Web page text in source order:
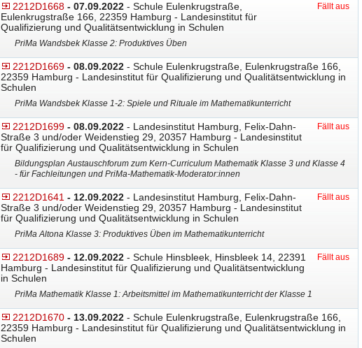
2212D1668 - 07.09.2022- Schule Eulenkrugstraße,
Eulenkrugstraße 166, 22359 Hamburg - Landesinstitut für
Qualifizierung und Qualitätsentwicklung in Schulen
Fällt aus
PriMa Wandsbek Klasse 2: Produktives Üben
2212D1669 - 08.09.2022- Schule Eulenkrugstraße, Eulenkrugstraße 166,
22359 Hamburg - Landesinstitut für Qualifizierung und Qualitätsentwicklung in
Schulen
PriMa Wandsbek Klasse 1-2: Spiele und Rituale im Mathematikunterricht
2212D1699 - 08.09.2022- Landesinstitut Hamburg, Felix-Dahn-
Straße 3 und/oder Weidenstieg 29, 20357 Hamburg - Landesinstitut
für Qualifizierung und Qualitätsentwicklung in Schulen
Fällt aus
Bildungsplan Austauschforum zum Kern-Curriculum Mathematik Klasse 3 und Klasse 4
- für Fachleitungen und PriMa-Mathematik-Moderator​:innen
2212D1641 - 12.09.2022- Landesinstitut Hamburg, Felix-Dahn-
Straße 3 und/oder Weidenstieg 29, 20357 Hamburg - Landesinstitut
für Qualifizierung und Qualitätsentwicklung in Schulen
Fällt aus
PriMa Altona Klasse 3: Produktives Üben im Mathematikunterricht
2212D1689 - 12.09.2022- Schule Hinsbleek, Hinsbleek 14, 22391
Hamburg - Landesinstitut für Qualifizierung und Qualitätsentwicklung
in Schulen
Fällt aus
PriMa Mathematik Klasse 1: Arbeitsmittel im Mathematikunterricht der Klasse 1
2212D1670 - 13.09.2022- Schule Eulenkrugstraße, Eulenkrugstraße 166,
22359 Hamburg - Landesinstitut für Qualifizierung und Qualitätsentwicklung in
Schulen